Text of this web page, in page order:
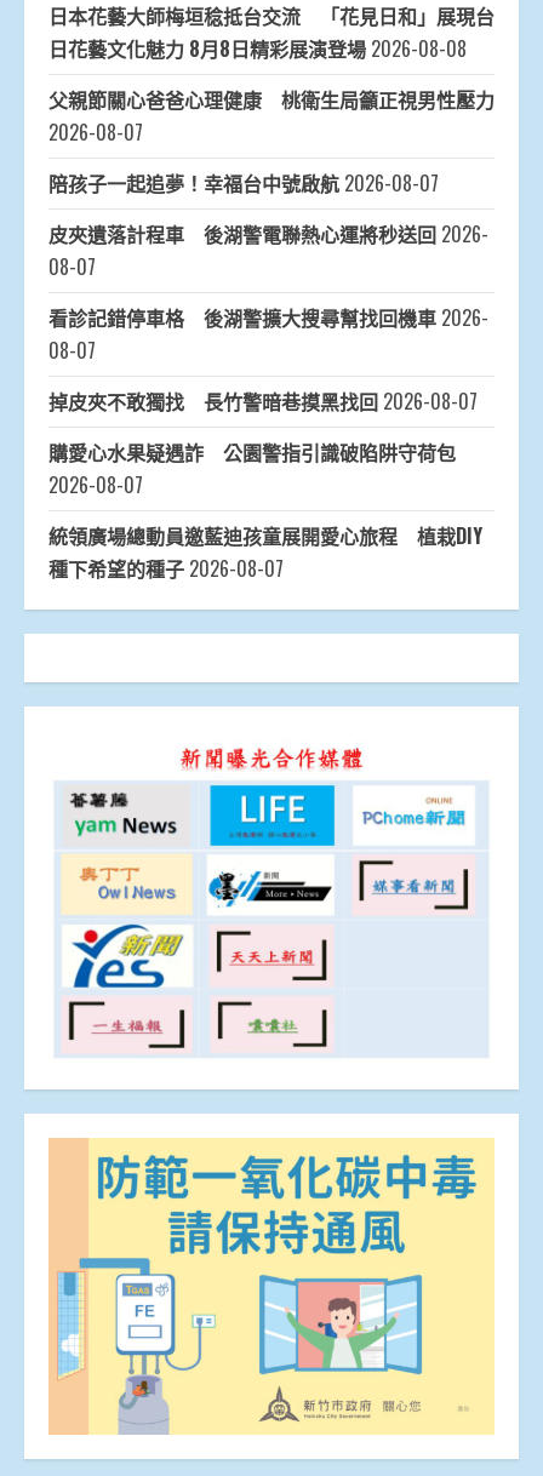
日本花藝大師梅垣稔抵台交流 「花見日和」展現台
日花藝文化魅力 8月8日精彩展演登場 2026-08-08
父親節關心爸爸心理健康 桃衛生局籲正視男性壓力
2026-08-07
陪孩子一起追夢！幸福台中號啟航 2026-08-07
皮夾遺落計程車 後湖警電聯熱心運將秒送回 2026-
08-07
看診記錯停車格 後湖警擴大搜尋幫找回機車 2026-
08-07
掉皮夾不敢獨找 長竹警暗巷摸黑找回 2026-08-07
購愛心水果疑遇詐 公園警指引識破陷阱守荷包
2026-08-07
統領廣場總動員邀藍迪孩童展開愛心旅程 植栽DIY
種下希望的種子 2026-08-07